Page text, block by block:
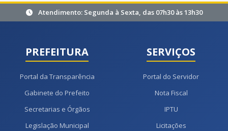
Atendimento: Segunda à Sexta, das 07h30 às 13h30
PREFEITURA
Portal da Transparência
Gabinete do Prefeito
Secretarias e Órgãos
Legislação Municipal
SERVIÇOS
Portal do Servidor
Nota Fiscal
IPTU
Licitações